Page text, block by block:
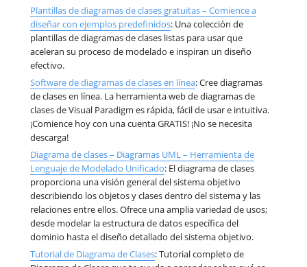
Plantillas de diagramas de clases gratuitas – Comience a
diseñar con ejemplos predefinidos: Una colección de
plantillas de diagramas de clases listas para usar que
aceleran su proceso de modelado e inspiran un diseño
efectivo.
Software de diagramas de clases en línea: Cree diagramas
de clases en línea. La herramienta web de diagramas de
clases de Visual Paradigm es rápida, fácil de usar e intuitiva.
¡Comience hoy con una cuenta GRATIS! ¡No se necesita
descarga!
Diagrama de clases – Diagramas UML – Herramienta de
Lenguaje de Modelado Unificado: El diagrama de clases
proporciona una visión general del sistema objetivo
describiendo los objetos y clases dentro del sistema y las
relaciones entre ellos. Ofrece una amplia variedad de usos;
desde modelar la estructura de datos específica del
dominio hasta el diseño detallado del sistema objetivo.
Tutorial de Diagrama de Clases: Tutorial completo de